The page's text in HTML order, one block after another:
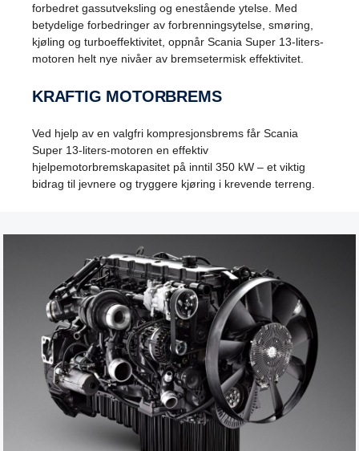
forbedret gassutveksling og enestående ytelse. Med
betydelige forbedringer av forbrenningsytelse, smøring,
kjøling og turboeffektivitet, oppnår Scania Super 13-liters-
motoren helt nye nivåer av bremsetermisk effektivitet.
KRAFTIG MOTORBREMS
Ved hjelp av en valgfri kompresjonsbrems får Scania
Super 13-liters-motoren en effektiv
hjelpemotorbremskapasitet på inntil 350 kW – et viktig
bidrag til jevnere og tryggere kjøring i krevende terreng.